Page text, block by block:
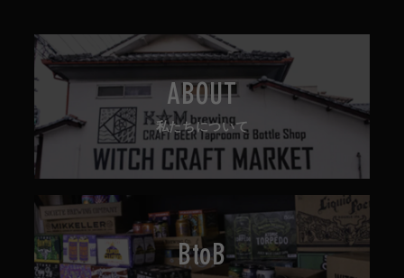
ABOUT
私たちについて
BtoB